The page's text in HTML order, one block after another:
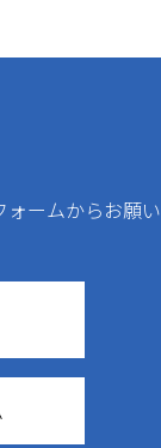
ームからお願い